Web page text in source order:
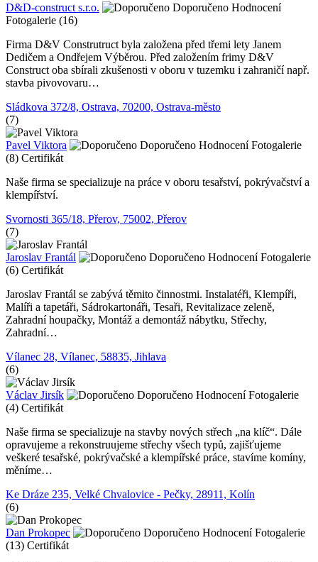
D&D-construct s.r.o. Doporučeno Hodnocení
Fotogalerie (16)
Firma D&V Construtruct byla založena před třemi lety Janem
Dedičem a Ondřejem Výběrou. Před založením frimy D&V
Construct oba sbírali zkušenosti v oboru v tuzemku i zahraničí např.
stavba pivovovaru…
Sládkova 372/8, Ostrava, 70200, Ostrava-město
(7)
Pavel Viktora Doporučeno Hodnocení Fotogalerie
(8) Certifikát
Naše firma se specializuje na práce v oboru tesařství, pokrývačství a
klempířství.
Svornosti 365/18, Přerov, 75002, Přerov
(7)
Jaroslav Frantál Doporučeno Hodnocení Fotogalerie
(6) Certifikát
Jaroslav Frantál se zabývá těmito činnostmi. Instalatéři, Klempíři,
Malíři a tapetáři, Sádrokartonáři, Tesaři, Revitalizace zeleně,
Zahradní houpačky, Montáž a demontáž nábytku, Střechy,
Zahradní…
Vílanec 28, Vílanec, 58835, Jihlava
(6)
Václav Jirsík Doporučeno Hodnocení Fotogalerie
(4) Certifikát
Naše firma se specializuje na stavby nových střech „na klíč“. Dále
opravujeme a rekonstruujeme střechy všech typů, zajišťujeme
veškeré tesařské, pokrývačské a klempířské práce, stavíme komíny,
měníme…
Ke Dráze 235, Velké Chvalovice - Pečky, 28911, Kolín
(6)
Dan Prokopec Doporučeno Hodnocení Fotogalerie
(13) Certifikát